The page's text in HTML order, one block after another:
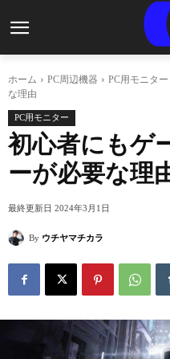
ホーム PC周辺機器 PC用モニター
な理由
PC用モニター
初心者にもゲ
ーが必要な理
最終更新日 2024年3月1日
By ウチヤマチカラ